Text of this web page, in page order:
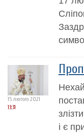
15 лютого 2021
13:31
і є